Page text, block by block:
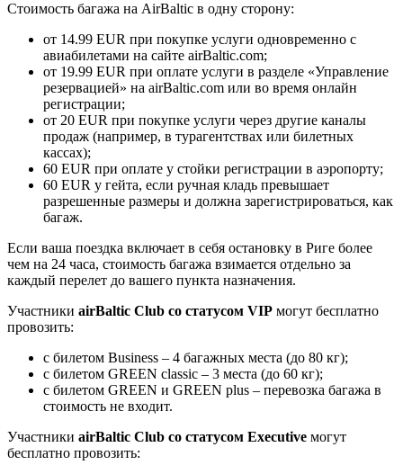
Стоимость багажа на AirBaltic в одну сторону:
от 14.99 EUR при покупке услуги одновременно с
авиабилетами на сайте airBaltic.com;
от 19.99 EUR при оплате услуги в разделе «Управление
резервацией» на airBaltic.com или во время онлайн
регистрации;
от 20 EUR при покупке услуги через другие каналы
продаж (например, в турагентствах или билетных
кассах);
60 EUR при оплате у стойки регистрации в аэропорту;
60 EUR у гейта, если ручная кладь превышает
разрешенные размеры и должна зарегистрироваться, как
багаж.
Если ваша поездка включает в себя остановку в Риге более
чем на 24 часа, стоимость багажа взимается отдельно за
каждый перелет до вашего пункта назначения.
Участники airBaltic Club со статусом VIP могут бесплатно
провозить:
с билетом Business – 4 багажных места (до 80 кг);
c билетом GREEN classic – 3 места (до 60 кг);
c билетом GREEN и GREEN plus – перевозка багажа в
стоимость не входит.
Участники airBaltic Club со статусом Executive могут
бесплатно провозить: